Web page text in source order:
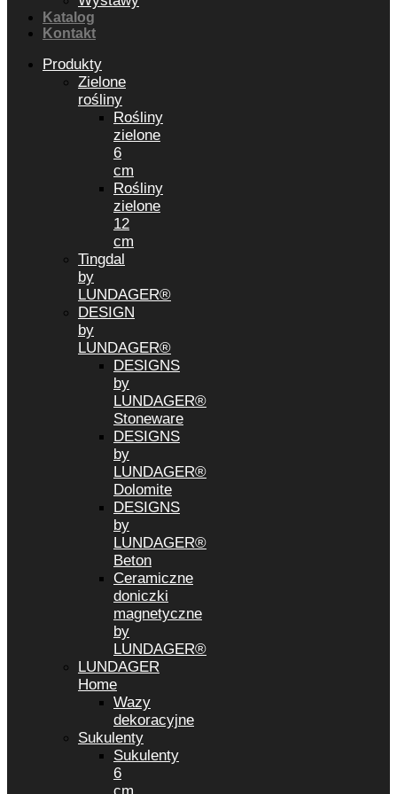
Katalog
Kontakt
Produkty
Zielone
rośliny
Rośliny
zielone
6
cm
Rośliny
zielone
12
cm
Tingdal
by
LUNDAGER®
DESIGN
by
LUNDAGER®
DESIGNS
by
LUNDAGER®
Stoneware
DESIGNS
by
LUNDAGER®
Dolomite
DESIGNS
by
LUNDAGER®
Beton
Ceramiczne
doniczki
magnetyczne
by
LUNDAGER®
LUNDAGER
Home
Wazy
dekoracyjne
Sukulenty
Sukulenty
6